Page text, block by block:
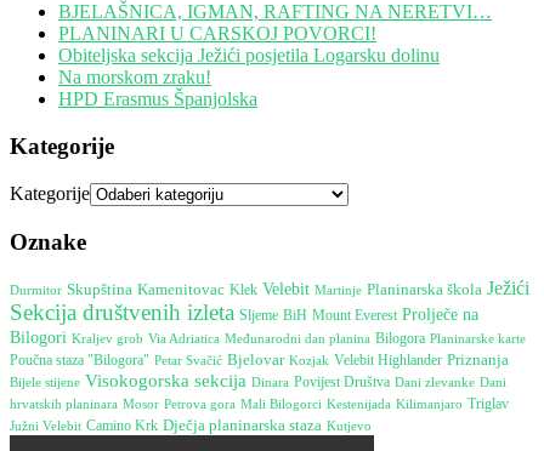
BJELAŠNICA, IGMAN, RAFTING NA NERETVI…
PLANINARI U CARSKOJ POVORCI!
Obiteljska sekcija Ježići posjetila Logarsku dolinu
Na morskom zraku!
HPD Erasmus Španjolska
Kategorije
Kategorije
Oznake
Durmitor Skupština Kamenitovac Klek Velebit Martinje Planinarska škola Ježići
Sekcija društvenih izleta Sljeme BiH Mount Everest Prolječe na
Bilogori Kraljev grob Via Adriatica Međunarodni dan planina Bilogora Planinarske karte
Poučna staza "Bilogora" Petar Svačić Bjelovar Kozjak Velebit Highlander Priznanja
Bijele stijene Visokogorska sekcija Dinara Povijest Društva Dani zlevanke Dani
hrvatskih planinara Mosor Petrova gora Mali Bilogorci Kestenijada Kilimanjaro Triglav
Južni Velebit Camino Krk Dječja planinarska staza Kutjevo